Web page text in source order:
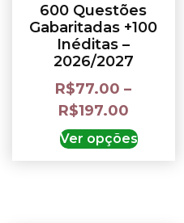
600 Questões
Gabaritadas +100
Inéditas –
2026/2027
R$77.00 –
R$197.00
Ver opções